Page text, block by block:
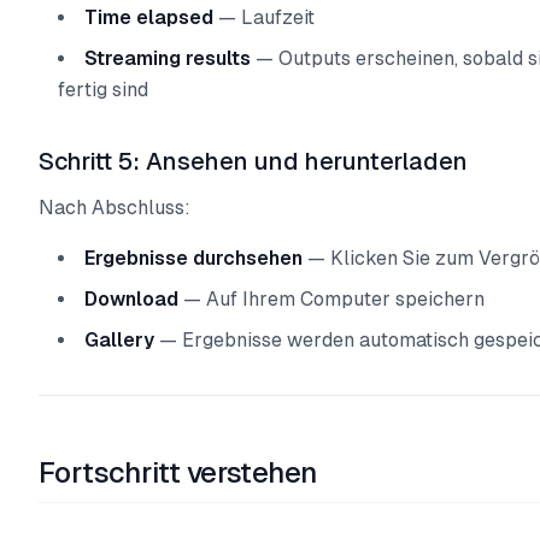
Time elapsed — Laufzeit
Streaming results — Outputs erscheinen, sobald
fertig sind
Schritt 5: Ansehen und herunterladen
Nach Abschluss:
Ergebnisse durchsehen — Klicken Sie zum
Download — Auf Ihrem Computer speichern
Gallery — Ergebnisse werden automatisch
Fortschritt verstehen